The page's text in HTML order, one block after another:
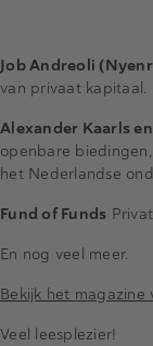
Job Andreoli
van privaat kapitaal.
Alexander Kaarls
openbare
het Nederlandse
Fund of Funds
En nog veel meer.
Bekijk het
Veel leesplezier!